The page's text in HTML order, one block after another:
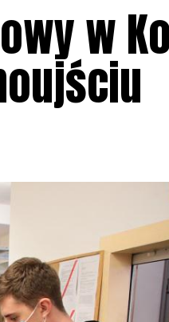
w